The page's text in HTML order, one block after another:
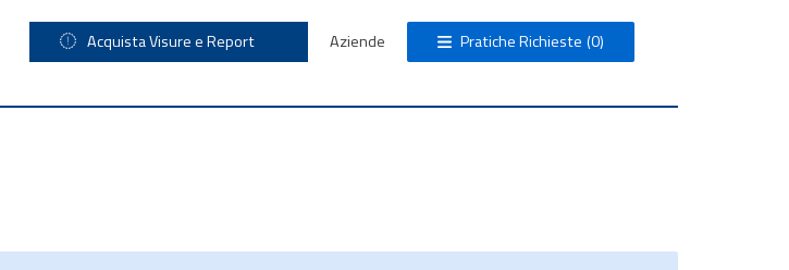
Acquista Visure e Report Aziende Pratiche Richieste (0)